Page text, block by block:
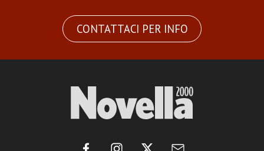
CONTATTACI PER INFO